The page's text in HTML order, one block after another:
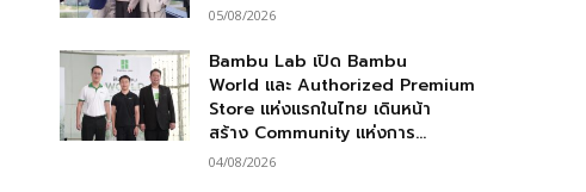
05/08/2026
Bambu Lab เปิด Bambu
World และ Authorized Premium
Store แห่งแรกในไทย เดินหน้า
สร้าง Community แห่งการ...
04/08/2026